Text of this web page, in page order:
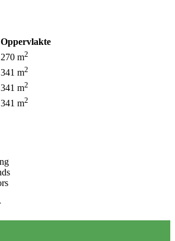
Oppervlakte
270 m2
341 m2
341 m2
341 m2